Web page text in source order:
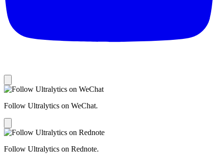
Follow Ultralytics on WeChat.
Follow Ultralytics on Rednote.